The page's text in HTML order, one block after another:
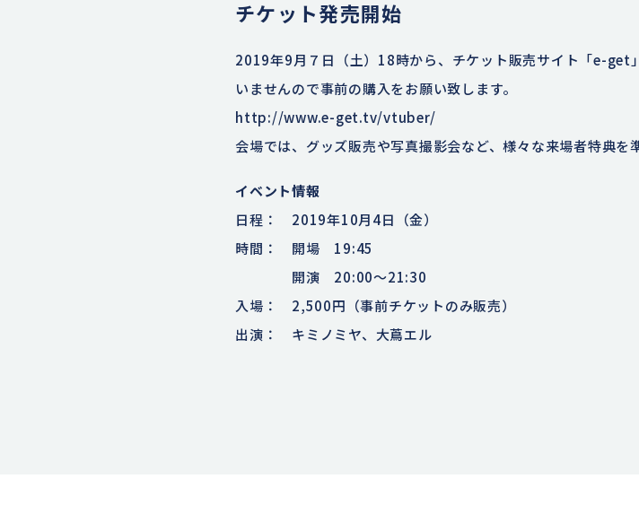
チケット発売開始
2019年9月７日（土）18時から、チケット販売サイト「e-get
いませんので事前の購入をお願い致します。
http://www.e-get.tv/vtuber/
会場では、グッズ販売や写真撮影会など、様々な来場者特典を
イベント情報
日程： 2019年10月4日（金）
時間： 開場 19:45
開演 20:00～21:30
入場： 2,500円（事前チケットのみ販売）
出演： キミノミヤ、大蔦エル